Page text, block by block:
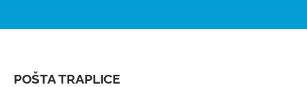
POŠTA TRAPLICE